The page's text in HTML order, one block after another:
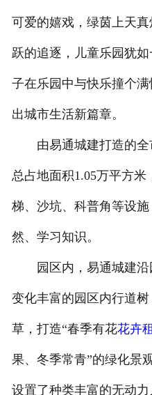
可爱的嬉戏，绿茵上天
跃的追逐，儿童乐园犹
子在乐园中与快乐撞个
出城市生活新篇章。
由易通城建打造的全
总占地面积1.05万平方
梯、沙坑、科普角等设
然、学习知识。
园区内，易通城建沿
变化丰富的园区内行道树
草，打造“春季有花花卉
果、冬季常青”的绿化景
设置了种类丰富的无动